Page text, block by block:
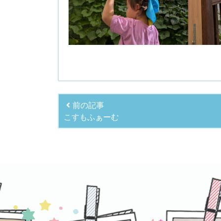
前の記事
こすもふぁーむ